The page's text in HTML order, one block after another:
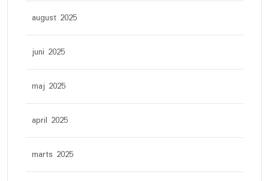
august 2025
juni 2025
maj 2025
april 2025
marts 2025